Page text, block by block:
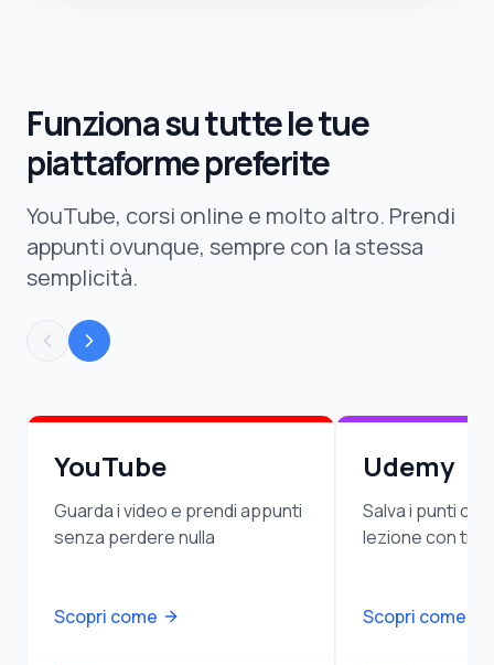
Funziona su tutte le tue
piattaforme preferite
YouTube, corsi online e molto altro. Prendi
appunti ovunque, sempre con la stessa
semplicità.
YouTube
Guarda i video e prendi appunti
senza perdere nulla
Scopri come
Udemy
Salva i punti
lezione con
Scopri come